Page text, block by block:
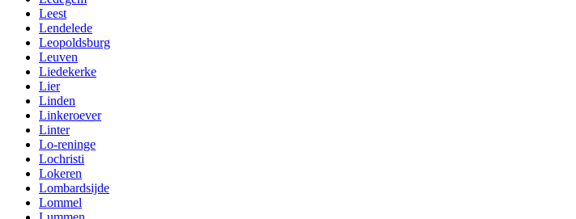
Leest
Lendelede
Leopoldsburg
Leuven
Liedekerke
Lier
Linden
Linkeroever
Linter
Lo-reninge
Lochristi
Lokeren
Lombardsijde
Lommel